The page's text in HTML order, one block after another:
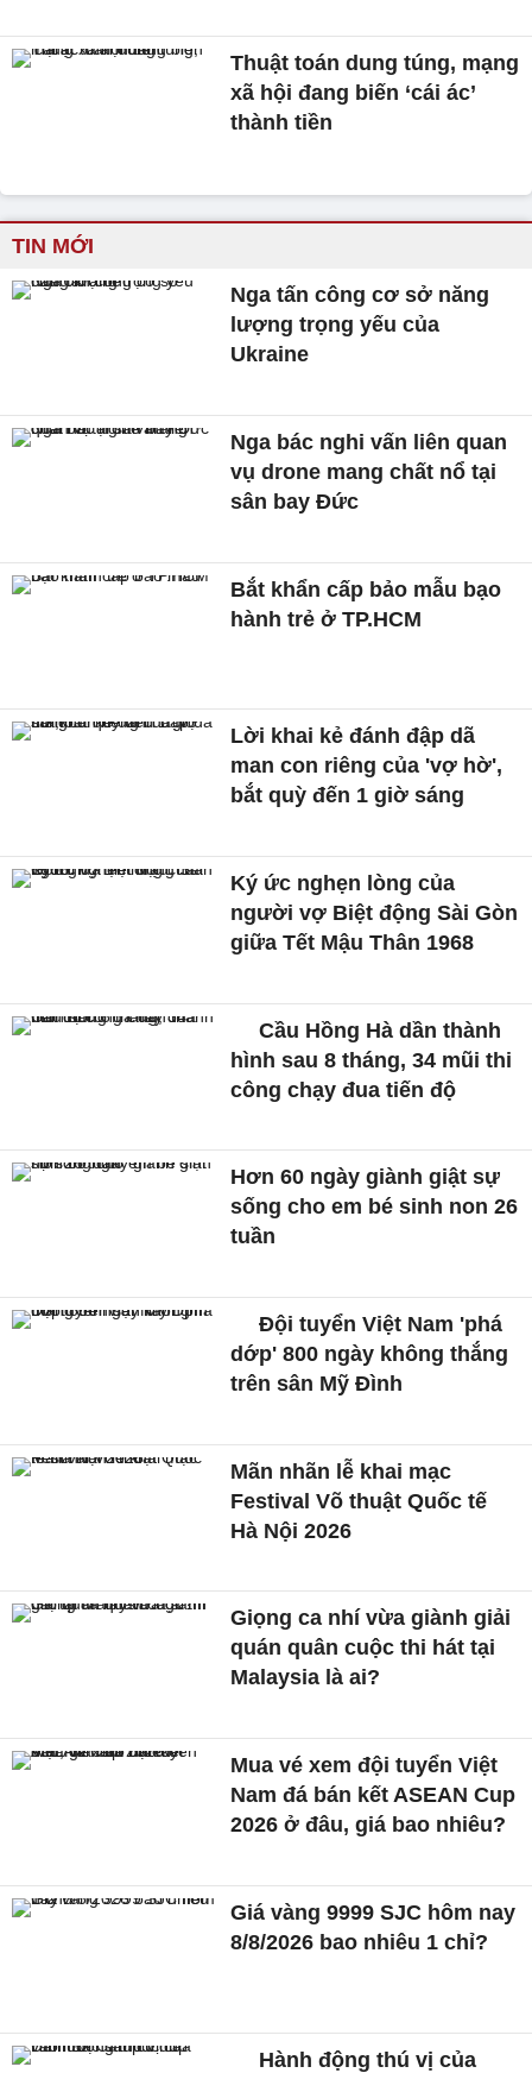
Thuật toán dung túng, mạng
xã hội đang biến ‘cái ác’
thành tiền
TIN MỚI
Nga tấn công cơ sở năng
lượng trọng yếu của
Ukraine
Nga bác nghi vấn liên quan
vụ drone mang chất nổ tại
sân bay Đức
Bắt khẩn cấp bảo mẫu bạo
hành trẻ ở TP.HCM
Lời khai kẻ đánh đập dã
man con riêng của 'vợ hờ',
bắt quỳ đến 1 giờ sáng
Ký ức nghẹn lòng của
người vợ Biệt động Sài Gòn
giữa Tết Mậu Thân 1968
Cầu Hồng Hà dần thành
hình sau 8 tháng, 34 mũi thi
công chạy đua tiến độ
Hơn 60 ngày giành giật sự
sống cho em bé sinh non 26
tuần
Đội tuyển Việt Nam 'phá
dớp' 800 ngày không thắng
trên sân Mỹ Đình
Mãn nhãn lễ khai mạc
Festival Võ thuật Quốc tế
Hà Nội 2026
Giọng ca nhí vừa giành giải
quán quân cuộc thi hát tại
Malaysia là ai?
Mua vé xem đội tuyển Việt
Nam đá bán kết ASEAN Cup
2026 ở đâu, giá bao nhiêu?
Giá vàng 9999 SJC hôm nay
8/8/2026 bao nhiêu 1 chỉ?
Hành động thú vị của